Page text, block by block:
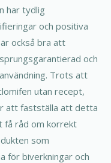
har tydlig
och positiva
också bra att
och
Trots att
utan recept,
att fastställa att detta
få råd om korrekt
som
för biverkningar och